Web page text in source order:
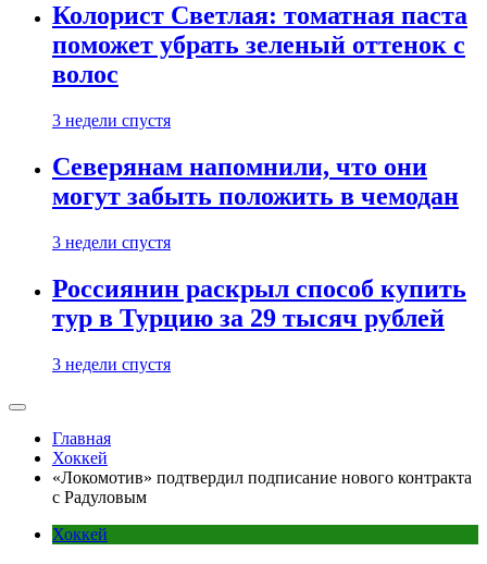
Колорист Светлая: томатная паста
поможет убрать зеленый оттенок с
волос
3 недели спустя
Северянам напомнили, что они
могут забыть положить в чемодан
3 недели спустя
Россиянин раскрыл способ купить
тур в Турцию за 29 тысяч рублей
3 недели спустя
Главная
Хоккей
«Локомотив» подтвердил подписание нового контракта
с Радуловым
Хоккей